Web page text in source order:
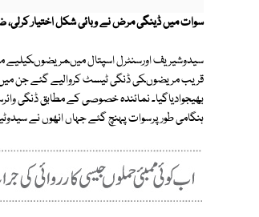
سوات میں ڈینگی مرض نے وبائی شکل اختیار کرلی، ضلع
بھیجوادیاگیا۔ نمائندہ خصوصی کے مطابق ڈنگی
ہنگامی طورپرسوات پہنچ گئے جہاں انھوں نے